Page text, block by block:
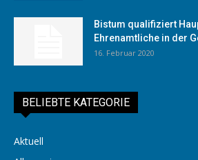
Bistum qualifiziert
Ehrenamtliche in der
16. Februar 2020
BELIEBTE KATEGORIE
Aktuell